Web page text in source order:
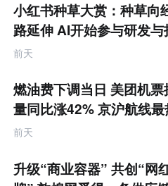
小红书种草大赏：种草向
路延伸 AI开始参与研发与
决策
前天
燃油费下调当日 美团机票
量同比涨42% 京沪航线最
前天
升级“商业容器” 共创“网